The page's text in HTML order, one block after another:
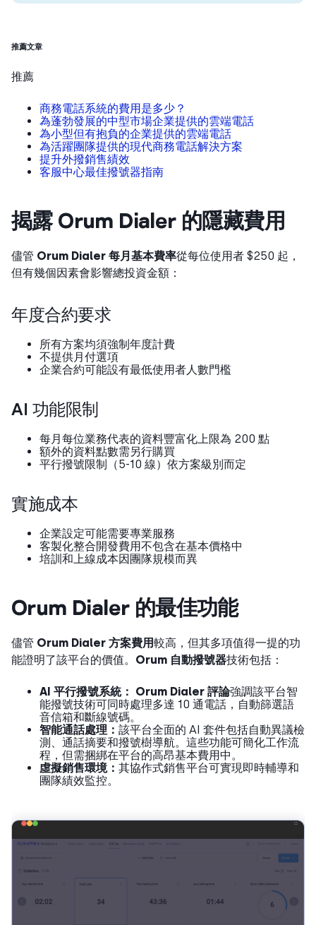
推薦文章
推薦
商務電話系統的費用是多少？
為蓬勃發展的中型市場企業提供的雲端電話
為小型但有抱負的企業提供的雲端電話
為活躍團隊提供的現代商務電話解決方案
提升外撥銷售績效
客服中心最佳撥號器指南
揭露 Orum Dialer 的隱藏費用
儘管 Orum Dialer 每月基本費率從每位使用者 $250 起，
但有幾個因素會影響總投資金額：
年度合約要求
所有方案均須強制年度計費
不提供月付選項
企業合約可能設有最低使用者人數門檻
AI 功能限制
每月每位業務代表的資料豐富化上限為 200 點
額外的資料點數需另行購買
平行撥號限制（5-10 線）依方案級別而定
實施成本
企業設定可能需要專業服務
客製化整合開發費用不包含在基本價格中
培訓和上線成本因團隊規模而異
Orum Dialer 的最佳功能
儘管 Orum Dialer 方案費用較高，但其多項值得一提的功
能證明了該平台的價值。 Orum 自動撥號器技術包括：
AI 平行撥號系統： Orum Dialer 評論強調該平台智
能撥號技術可同時處理多達 10 通電話，自動篩選語
音信箱和斷線號碼。
智能通話處理： 該平台全面的 AI 套件包括自動異議檢
測、通話摘要和撥號樹導航。這些功能可簡化工作流
程，但需捆綁在平台的高昂基本費用中。
虛擬銷售環境： 其協作式銷售平台可實現即時輔導和
團隊績效監控。